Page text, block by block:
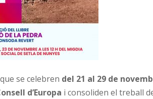
se celebren del 21 al 29 de
d’Europa i consoliden el treball